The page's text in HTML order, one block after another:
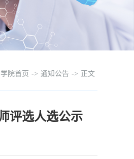
学院首页 -> 通知公告 -> 正文
评选人选公示